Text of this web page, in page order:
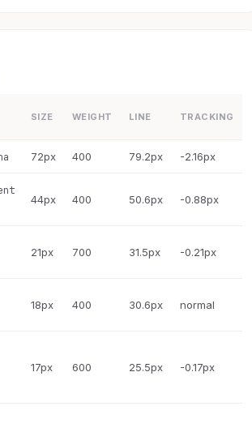
SIZE WEIGHT LINE TRACKING
72px 400 79.2px -2.16px
44px 400 50.6px -0.88px
21px 700 31.5px -0.21px
18px 400 30.6px normal
17px 600 25.5px -0.17px